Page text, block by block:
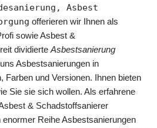
Asbest
offerieren wir Ihnen als
sowie Asbest &
dividierte Asbestsanierung
Asbestsanierungen in
Farben und Versionen. Ihnen bieten
Sie sie sich wollen. Als erfahrene
& Schadstoffsanierer
Reihe Asbestsanierungen